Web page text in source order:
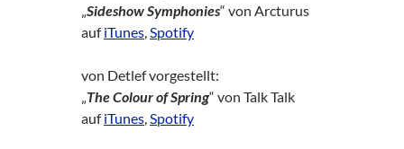
„Sideshow Symphonies“ von Arcturus
aufiTunes,Spotify
von Detlef vorgestellt:
„The Colour of Spring“ von Talk Talk
aufiTunes,Spotify